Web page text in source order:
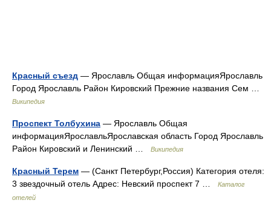
Красный съезд — Ярославль Общая информацияЯрославль
Город Ярославль Район Кировский Прежние названия Сем …
Википедия
Проспект Толбухина — Ярославль Общая
информацияЯрославльЯрославская область Город Ярославль
Район Кировский и Ленинский …
Википедия
Красный Терем — (Санкт Петербург,Россия) Категория отеля:
3 звездочный отель Адрес: Невский проспект 7 …
Каталог
отелей